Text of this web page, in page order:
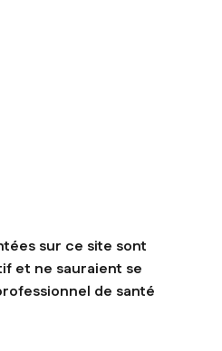
sur ce site sont
et ne sauraient se
de santé